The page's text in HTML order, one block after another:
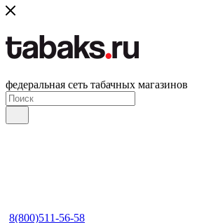
федеральная сеть табачных магазинов
8(800)511-56-58